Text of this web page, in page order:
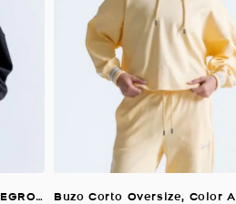
Buzo Corto Oversize, Color NEGRO Para Mujer